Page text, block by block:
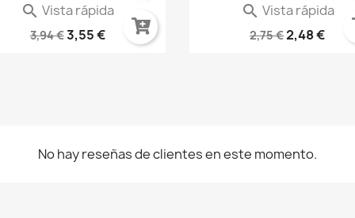
 Vista rápida
Para Fichas 35mm
3,94 €3,55 €
 Vista rápida
AMETHYST BLUE AK11183
2,75 €2,48 €
No hay reseñas de clientes en este momento.